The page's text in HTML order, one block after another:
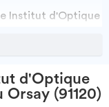
Institut d'Optique
du logement
School -
locations par
d'Optique
(91120)